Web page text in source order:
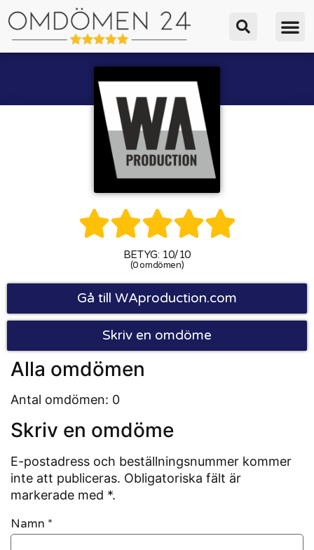

BETYG: 10/10
(0 omdömen)
Gå till WAproduction.com
Skriv en omdöme
Alla omdömen
Antal omdömen: 0
Skriv en omdöme
E-postadress och beställningsnummer kommer
inte att publiceras. Obligatoriska fält är
markerade med *.
Namn *